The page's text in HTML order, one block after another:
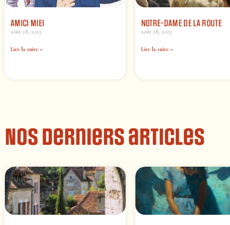
AMICI MIEI
août 28, 2023
Lire la suite »
NOTRE-DAME DE LA ROUTE
août 28, 2023
Lire la suite »
Nos derniers articles